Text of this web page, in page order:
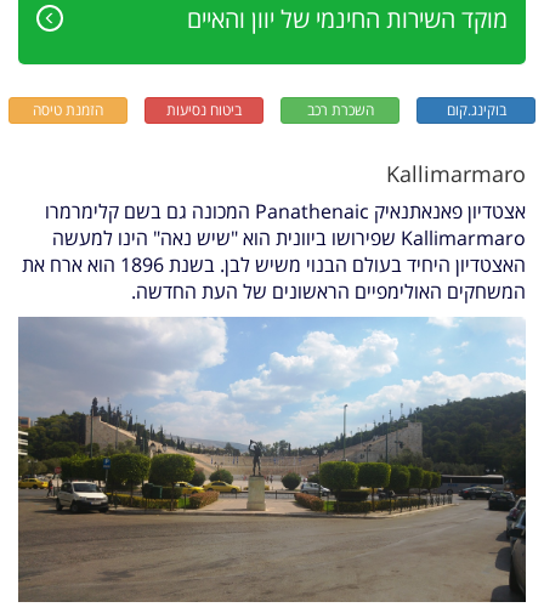
מוקד השירות החינמי של יוון והאיים
בוקינג.קום השכרת רכב ביטוח נסיעות הזמנת טיסה
Kallimarmaro
אצטדיון פאנאתנאיק Panathenaic המכונה גם בשם קלימרמרו
Kallimarmaro שפירושו ביוונית הוא "שיש נאה" הינו למעשה
האצטדיון היחיד
בעולם הבנוי משיש לבן. בשנת 1896 הוא ארח את
המשחקים האולימפיים הראשונים של העת החדשה.